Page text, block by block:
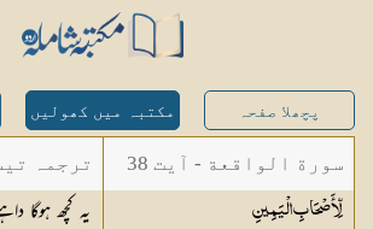
پچھلا صفحہ مکتبہ میں کھولیں
سورة الواقعة - آیت 38
لِّأَصْحَابِالْيَمِينِ
ترجمہ
مولانا
یہ کچھ ہوگا